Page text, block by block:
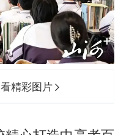
香港宏福苑火灾或由烟头引起
今年来最大单周涨幅
郑丽文：台湾从来没有“独立”过
精彩图片